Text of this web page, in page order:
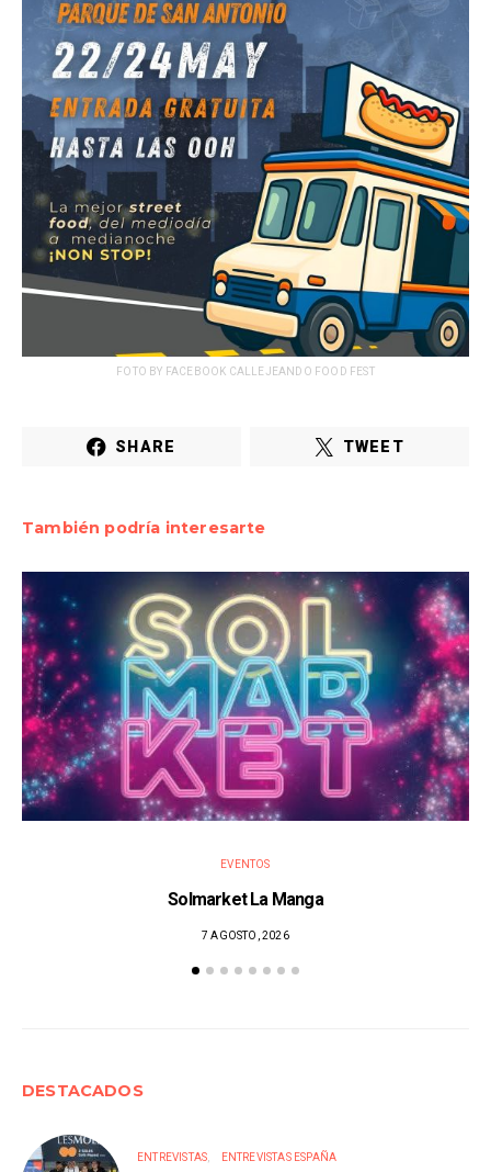
FOTO BY FACEBOOK CALLEJEANDO FOOD FEST
SHARE TWEET
También podría interesarte
EVENTOS
Solmarket La Manga
7 AGOSTO, 2026
DESTACADOS
ENTREVISTAS ENTREVISTAS ESPAÑA